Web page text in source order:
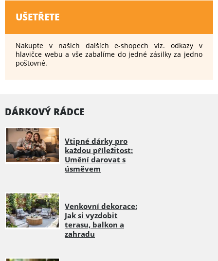
UŠETŘETE
Nakupte v našich dalších e-shopech viz. odkazy v
hlavičce webu a vše zabalíme do jedné zásilky za jedno
poštovné.
DÁRKOVÝ RÁDCE
Vtipné dárky pro
každou příležitost:
Umění darovat s
úsměvem
Venkovní dekorace:
Jak si vyzdobit
terasu, balkon a
zahradu